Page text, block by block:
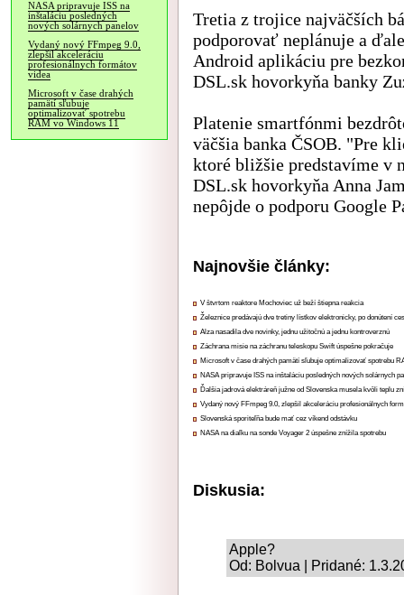
NASA pripravuje ISS na
inštaláciu posledných
nových solárnych panelov
Vydaný nový FFmpeg 9.0,
zlepšil akceleráciu
profesionálnych formátov
videa
Microsoft v čase drahých
pamätí sľubuje
optimalizovať spotrebu
RAM vo Windows 11
Tretia z trojice najväčších
podporovať neplánuje a
Android aplikáciu pre
DSL.sk hovorkyňa banky
Platenie smartfónmi
väčšia banka ČSOB. "Pre
ktoré bližšie predstavíme v
DSL.sk hovorkyňa Anna
nepôjde o podporu Google
Najnovšie články:
V štvrtom reaktore Mochoviec už beží štiepna reakcia
Železnice predávajú dve tretiny lístkov elektronicky, po donútení
Alza nasadila dve novinky, jednu užitočnú a jednu kontroverznú
Záchrana misie na záchranu teleskopu Swift úspešne pokračuje
Microsoft v čase drahých pamätí sľubuje optimalizovať spotrebu
NASA pripravuje ISS na inštaláciu posledných nových solárnych
Ďalšia jadrová elektráreň južne od Slovenska musela kvôli teplu
Vydaný nový FFmpeg 9.0, zlepšil akceleráciu profesionálnych
Slovenská sporiteľňa bude mať cez víkend odstávku
NASA na diaľku na sonde Voyager 2 úspešne znížila spotrebu
Diskusia:
Apple?
Od: Bolvua | Pridané: